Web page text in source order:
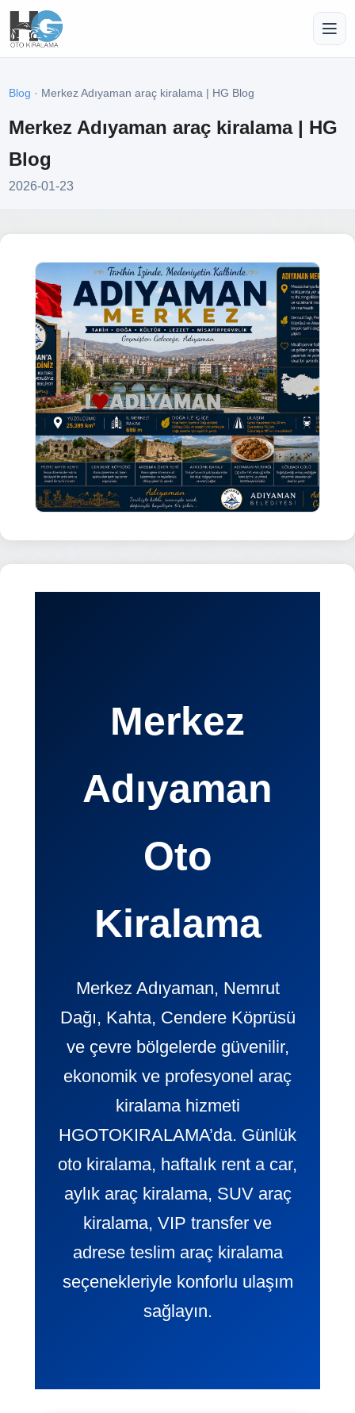
Blog · Merkez Adıyaman araç kiralama | HG Blog
Merkez Adıyaman araç kiralama | HG
Blog
2026-01-23
Merkez
Adıyaman
Oto
Kiralama
Merkez Adıyaman, Nemrut
Dağı, Kahta, Cendere Köprüsü
ve çevre bölgelerde güvenilir,
ekonomik ve profesyonel araç
kiralama hizmeti
HGOTOKIRALAMA’da. Günlük
oto kiralama, haftalık rent a car,
aylık araç kiralama, SUV araç
kiralama, VIP transfer ve
adrese teslim araç kiralama
seçenekleriyle konforlu ulaşım
sağlayın.